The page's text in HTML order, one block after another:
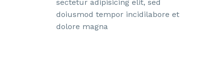
sectetur adipisicing elit, sed
doiusmod tempor incidilabore et
dolore magna